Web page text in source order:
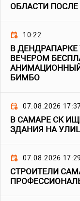
ОБЛАСТИ ПОСЛЕ
10:22
В
ВЕЧЕРОМ
БИМБО
07.08.2026
В САМАРЕ СК
ЗДАНИЯ НА
07.08.2026 17:29
СТРОИТЕЛИ